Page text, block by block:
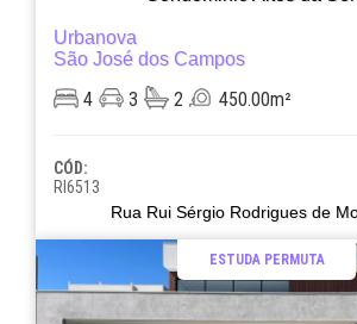
Urbanova
São José dos Campos
4 3 2 450.00m²
CÓD:
RI6513
Rua Rui Sérgio Rodrigues de
ESTUDA PERMUTA